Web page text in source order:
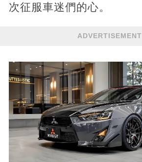
次征服車迷們的心。
ADVERTISEMENT